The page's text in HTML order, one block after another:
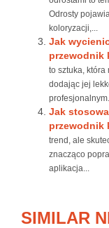
Odrosty
koloryzacji,...
Jak
przewodnik
to sztuka, która
dodając jej
Jak
przewodnik
trend, ale
znacząco
aplikacja...
SIMILAR